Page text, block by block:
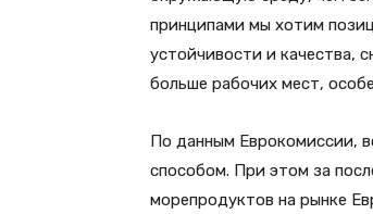
принципами мы хотим
устойчивости и качества,
больше рабочих мест,
По данным Еврокомиссии,
способом. При этом за
морепродуктов на рынке